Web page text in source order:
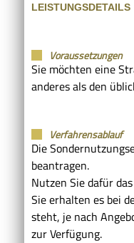
LEISTUNGSDETAILS
Voraussetzungen
Sie möchten eine
anderes als den
Verfahrensablauf
Die
beantragen.
Nutzen Sie dafür
Sie erhalten es bei
steht, je nach
zur Verfügung.